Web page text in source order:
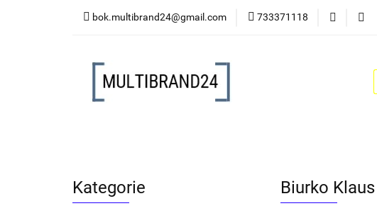
bok.multibrand24@gmail.com 733371118
MEBLE LAMPY
Kategorie Biurko